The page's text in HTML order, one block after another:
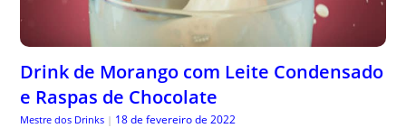
Drink de Morango com Leite Condensado
e Raspas de Chocolate
Mestre dos Drinks | 18 de fevereiro de 2022